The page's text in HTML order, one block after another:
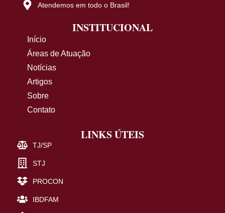
Atendemos em todo o Brasil!
INSTITUCIONAL
Início
Áreas de Atuação
Notícias
Artigos
Sobre
Contato
LINKS ÚTEIS
TJ/SP
STJ
PROCON
IBDFAM